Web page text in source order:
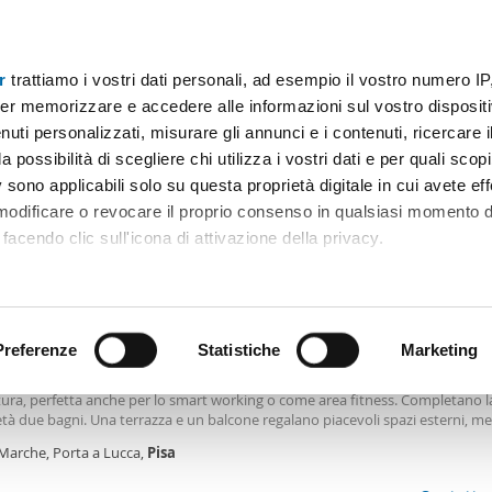
trattiamo i vostri dati personali, ad esempio il vostro numero
memorizzare e accedere alle informazioni sul vostro
personalizzati, misurare gli annunci e i contenuti, ricercare
possibilità di scegliere chi utilizza i vostri dati e per quali
applicabili solo su questa proprietà digitale in cui avete
o revocare il proprio consenso in qualsiasi momento
clic sull'icona di attivazione della privacy.
scansionandolo attivamente alla ricerca di caratteristiche
elaborati i tuoi dati personali e imposta le tue preferenze
il tuo consenso in qualsiasi momento dalla Dichiarazione
contenuti ed annunci, per fornire funzionalità dei
Statistiche Marketing
Prezzo Superficie Locali Più filtri - 1
pisa
Ordine Mioaffitto
arredato con terrazzo Porta a lucca
perfetta anche per lo smart working o come area fitness. Completano
due bagni. Una terrazza e un balcone regalano piacevoli spazi esterni,
piano di un elegante edificio
Porta a Lucca, Pisa